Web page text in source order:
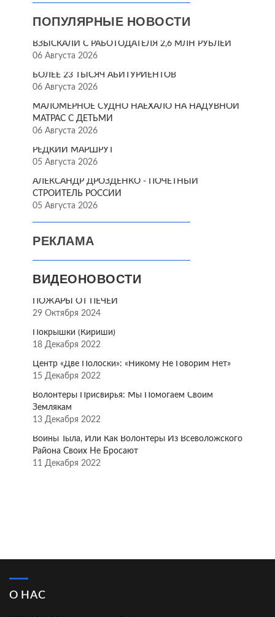
ПОПУЛЯРНЫЕ НОВОСТИ
ВЗЫСКАЛИ С РАБОТОДАТЕЛЯ 2,6 МЛН РУБЛЕЙ
06 Августа 2026
БОЛЕЕ 23 ТЫСЯЧ АБИТУРИЕНТОВ
06 Августа 2026
МАЛОМЕРНОЕ СУДНО НАЕХАЛО НА НАДУВНОЙ
МАТРАС С ДЕТЬМИ
06 Августа 2026
РЕДКИЙ МАРШРУТ
05 Августа 2026
АЛЕКСАНДР ДРОЗДЕНКО - ПОЧЁТНЫЙ
СТРОИТЕЛЬ РОССИИ
05 Августа 2026
РЕКЛАМА
ВИДЕОНОВОСТИ
ПОЖАРЫ ОТ ПЕЧЕЙ
29 Октября 2024
Покрышки (Кириши)
18 Декабря 2022
Центр «Две Полоски»: «Никому Не Говорим Нет»
15 Декабря 2022
Волонтёры Присвирья: Мы Помогаем Своим
Землякам
13 Декабря 2022
Воины Тыла, Или Как Волонтёры Из Всеволожского
Района Своих Не Бросают
11 Декабря 2022
О НАС